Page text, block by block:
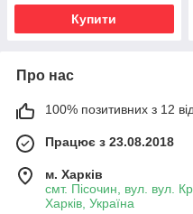
Купити
Про нас
100% позитивних з 12
Працює з 23.08.2018
м. Харків
смт. Пісочин, вул. вул.
Харків, Україна